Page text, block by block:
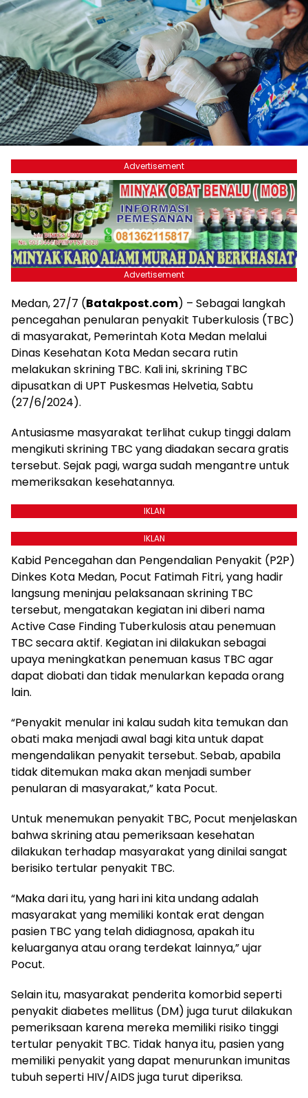
Advertisement
Advertisement
Medan, 27/7 (Batakpost.com) – Sebagai langkah
pencegahan penularan penyakit Tuberkulosis (TBC)
di masyarakat, Pemerintah Kota Medan melalui
Dinas Kesehatan Kota Medan secara rutin
melakukan skrining TBC. Kali ini, skrining TBC
dipusatkan di UPT Puskesmas Helvetia, Sabtu
(27/6/2024).
Antusiasme masyarakat terlihat cukup tinggi dalam
mengikuti skrining TBC yang diadakan secara gratis
tersebut. Sejak pagi, warga sudah mengantre untuk
memeriksakan kesehatannya.
IKLAN
IKLAN
Kabid Pencegahan dan Pengendalian Penyakit (P2P)
Dinkes Kota Medan, Pocut Fatimah Fitri, yang hadir
langsung meninjau pelaksanaan skrining TBC
tersebut, mengatakan kegiatan ini diberi nama
Active Case Finding Tuberkulosis atau penemuan
TBC secara aktif. Kegiatan ini dilakukan sebagai
upaya meningkatkan penemuan kasus TBC agar
dapat diobati dan tidak menularkan kepada orang
lain.
“Penyakit menular ini kalau sudah kita temukan dan
obati maka menjadi awal bagi kita untuk dapat
mengendalikan penyakit tersebut. Sebab, apabila
tidak ditemukan maka akan menjadi sumber
penularan di masyarakat,” kata Pocut.
Untuk menemukan penyakit TBC, Pocut menjelaskan
bahwa skrining atau pemeriksaan kesehatan
dilakukan terhadap masyarakat yang dinilai sangat
berisiko tertular penyakit TBC.
“Maka dari itu, yang hari ini kita undang adalah
masyarakat yang memiliki kontak erat dengan
pasien TBC yang telah didiagnosa, apakah itu
keluarganya atau orang terdekat lainnya,” ujar
Pocut.
Selain itu, masyarakat penderita komorbid seperti
penyakit diabetes mellitus (DM) juga turut dilakukan
pemeriksaan karena mereka memiliki risiko tinggi
tertular penyakit TBC. Tidak hanya itu, pasien yang
memiliki penyakit yang dapat menurunkan imunitas
tubuh seperti HIV/AIDS juga turut diperiksa.